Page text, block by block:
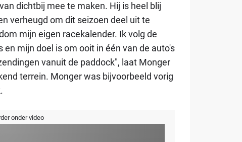
dichtbij mee te maken. Hij is heel blij
verheugd om dit seizoen deel uit te
mijn eigen racekalender. Ik volg de
mijn doel is om ooit in één van de auto's
vanuit de paddock", laat Monger
terrein. Monger was bijvoorbeeld vorig
onder video